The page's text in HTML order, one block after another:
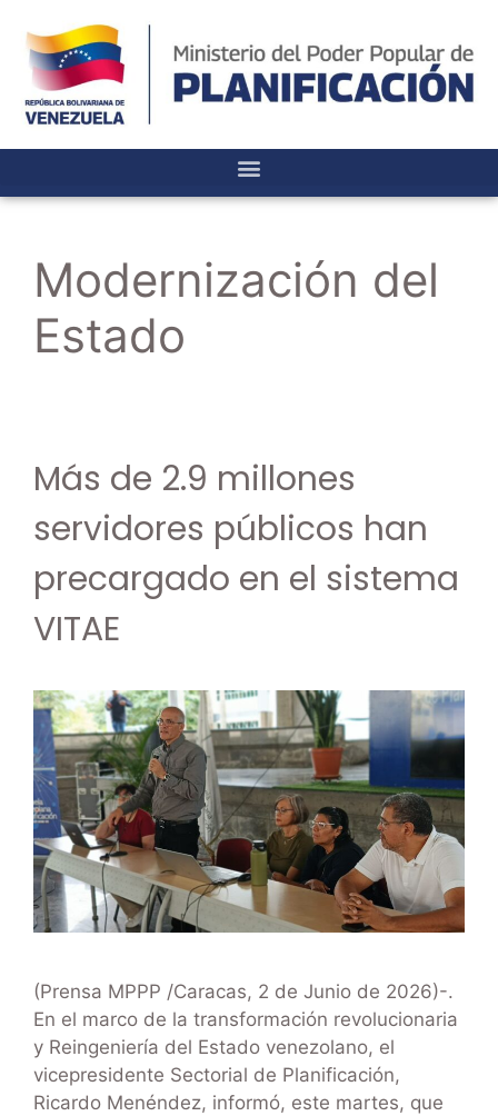
Modernización del
Estado
Más de 2.9 millones
servidores públicos han
precargado en el sistema
VITAE
(Prensa MPPP /Caracas, 2 de Junio de 2026)-.
En el marco de la transformación revolucionaria
y Reingeniería del Estado venezolano, el
vicepresidente Sectorial de Planificación,
Ricardo Menéndez, informó, este martes, que